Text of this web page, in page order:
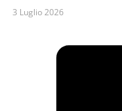
3 Luglio 2026